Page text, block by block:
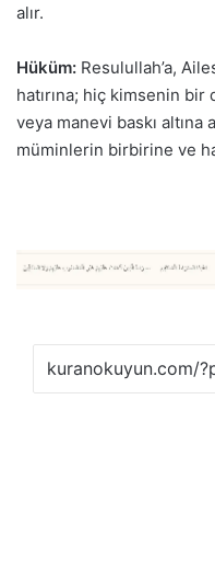
alır.
Hüküm: Resulullah’a,
hatırına; hiç kimsenin
veya manevi baskı altına
müminlerin birbirine ve